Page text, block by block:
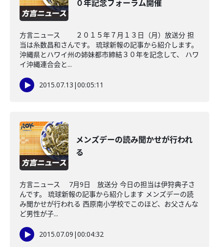
０年記念フォーラム開催
方言ニュース ２０１５年７月１３日（月）放送分 担
当は糸数昌和さんです。 琉球新報の記事から紹介します。
沖縄県とハワイ州の姉妹都市締結３０年を記念して、 ハワ
イ沖縄連合会と...
2015.07.13 |00:05:11
メンズデーの読み聞かせが行われ
る
方言ニュース 7月9日 放送分 今日の担当は伊狩典子さ
んです。 琉球新報の記事から紹介します メンズデーの読
み聞かせが行われる 西原南小学校でこのほど、お父さんな
ど男性が子...
2015.07.09 |00:04:32